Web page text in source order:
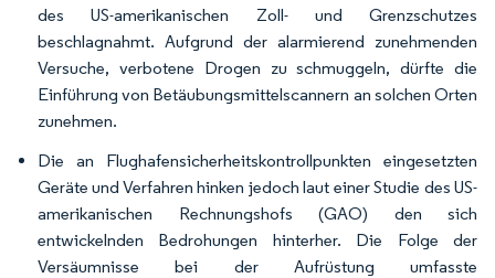
des US-amerikanischen Zoll- und Grenzschutzes
beschlagnahmt. Aufgrund der alarmierend zunehmenden
Versuche, verbotene Drogen zu schmuggeln, dürfte die
Einführung von Betäubungsmittelscannern an solchen Orten
zunehmen.
Die an Flughafensicherheitskontrollpunkten eingesetzten
Geräte und Verfahren hinken jedoch laut einer Studie des US-
amerikanischen Rechnungshofs (GAO) den sich
entwickelnden Bedrohungen hinterher. Die Folge der
Versäumnisse bei der Aufrüstung umfasste